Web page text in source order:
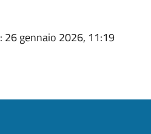
: 26 gennaio 2026, 11:19